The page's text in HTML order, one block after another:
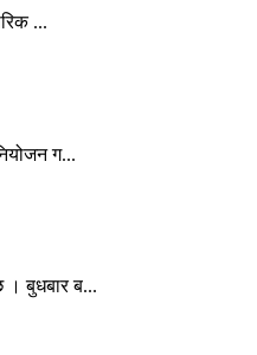
...
ग...
। बुधबार ब...